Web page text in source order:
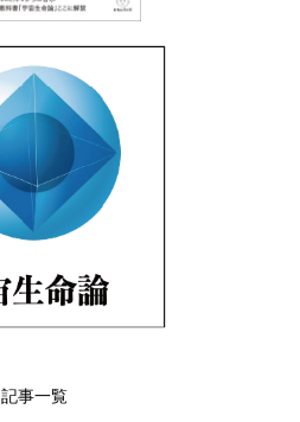
記事一覧